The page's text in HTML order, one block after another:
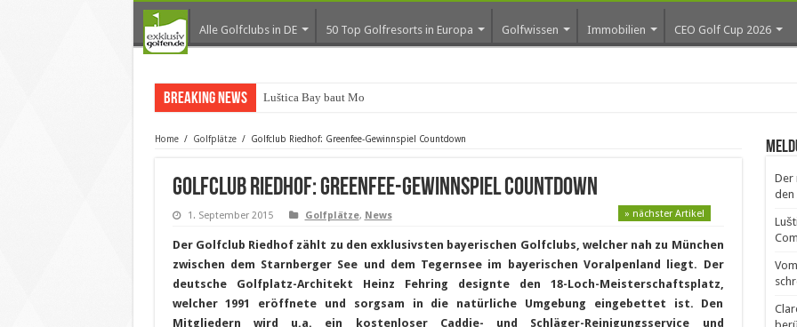
Alle Golfclubs in DE 50 Top Golfresorts in Europa Golfwissen Immobilien CEO Golf Cup 2026
Breaking News Luštica Bay baut Montenegros erste
Home / Golfplätze / Golfclub Riedhof: Greenfee-Gewinnspiel Countdown
Golfclub Riedhof: Greenfee-Gewinnspiel Countdown
1. September 2015 Golfplätze, News » nächster Artikel
Der Golfclub Riedhof zählt zu den exklusivsten bayerischen Golfclubs, welcher nah zu München
zwischen dem Starnberger See und dem Tegernsee im bayerischen Voralpenland liegt. Der
deutsche Golfplatz-Architekt Heinz Fehring designte den 18-Loch-Meisterschaftsplatz,
welcher 1991 eröffnete und sorgsam in die natürliche Umgebung eingebettet ist. Den
Mitgliedern wird u.a. ein kostenloser Caddie- und Schläger-Reinigungsservice und
Der
den